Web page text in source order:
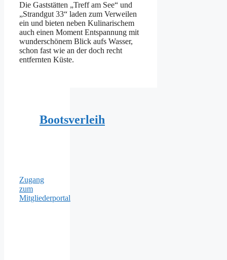
Die Gaststätten „Treff am See“ und
„Strandgut 33“ laden zum Verweilen
ein und bieten neben Kulinarischem
auch einen Moment Entspannung mit
wunderschönem Blick aufs Wasser,
schon fast wie an der doch recht
entfernten Küste.
Bootsverleih
Zugang
zum
Mitgliederportal